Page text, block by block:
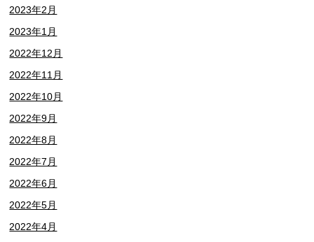
2023年2月
2023年1月
2022年12月
2022年11月
2022年10月
2022年9月
2022年8月
2022年7月
2022年6月
2022年5月
2022年4月